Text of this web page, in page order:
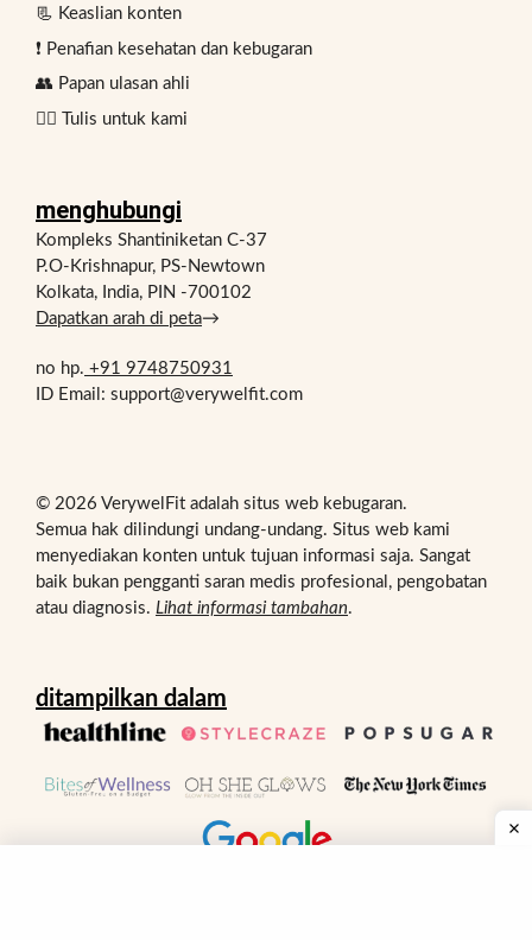
📃 Keaslian konten
❗ Penafian kesehatan dan kebugaran
👥 Papan ulasan ahli
✍🏻 Tulis untuk kami
menghubungi
Kompleks Shantiniketan C-37
P.O-Krishnapur, PS-Newtown
Kolkata, India, PIN -700102
Dapatkan arah di peta→
no hp. +91 9748750931
ID Email: support@verywelfit.com
© 2026 VerywelFit adalah situs web kebugaran.
Semua hak dilindungi undang-undang. Situs web kami
menyediakan konten untuk tujuan informasi saja. Sangat
baik bukan pengganti saran medis profesional, pengobatan
atau diagnosis. Lihat informasi tambahan.
ditampilkan dalam